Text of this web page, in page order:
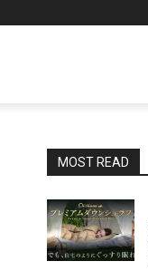
MOST READ